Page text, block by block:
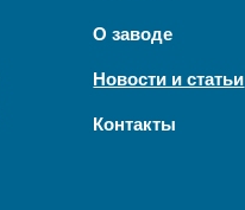
О заводе
Новости и статьи
Контакты